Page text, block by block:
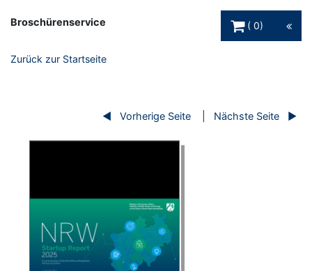
Broschürenservice
0
Zurück zur Startseite
Vorherige Seite Nächste Seite